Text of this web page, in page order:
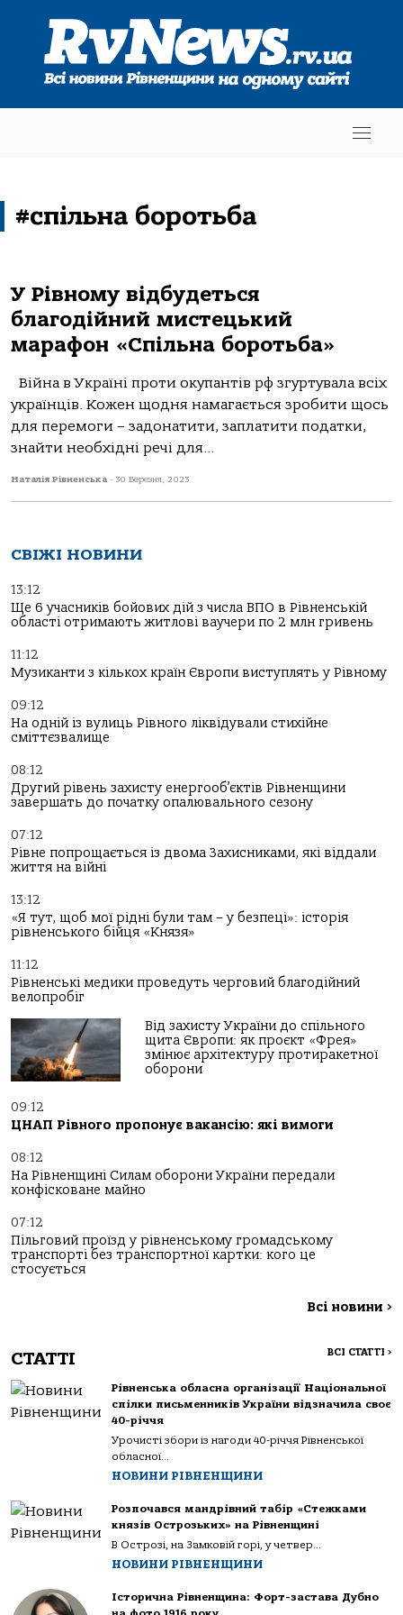
#спільна боротьба
У Рівному відбудеться
благодійний мистецький
марафон «Спільна боротьба»
Війна в Україні проти окупантів рф згуртувала всіх
українців. Кожен щодня намагається зробити щось
для перемоги – задонатити, заплатити податки,
знайти необхідні речі для...
Наталія Рівненська - 30 Березня, 2023
СВІЖІ НОВИНИ
13:12
Ще 6 учасників бойових дій з числа ВПО в Рівненській
області отримають житлові ваучери по 2 млн гривень
11:12
Музиканти з кількох країн Європи виступлять у Рівному
09:12
На одній із вулиць Рівного ліквідували стихійне
сміттєзвалище
08:12
Другий рівень захисту енергооб’єктів Рівненщини
завершать до початку опалювального сезону
07:12
Рівне попрощається із двома Захисниками, які віддали
життя на війні
13:12
«Я тут, щоб мої рідні були там – у безпеці»: історія
рівненського бійця «Князя»
11:12
Рівненські медики проведуть черговий благодійний
велопробіг
Від захисту України до спільного
щита Європи: як проєкт «Фрея»
змінює архітектуру протиракетної
оборони
09:12
ЦНАП Рівного пропонує вакансію: які вимоги
08:12
На Рівненщині Силам оборони України передали
конфісковане майно
07:12
Пільговий проїзд у рівненському громадському
транспорті без транспортної картки: кого це
стосується
Всі новини >
СТАТТІ ВСІ СТАТТІ >
Рівненська обласна організації Національної
спілки письменників України відзначила своє
40-річчя
Урочисті збори із нагоди 40-річчя Рівненської
обласної...
НОВИНИ РІВНЕНЩИНИ
Розпочався мандрівний табір «Стежками
князів Острозьких» на Рівненщині
В Острозі, на Замковій горі, у четвер...
НОВИНИ РІВНЕНЩИНИ
Історична Рівненщина: Форт-застава Дубно